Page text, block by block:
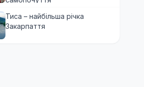
Тиса – найбільша річка
Закарпаття